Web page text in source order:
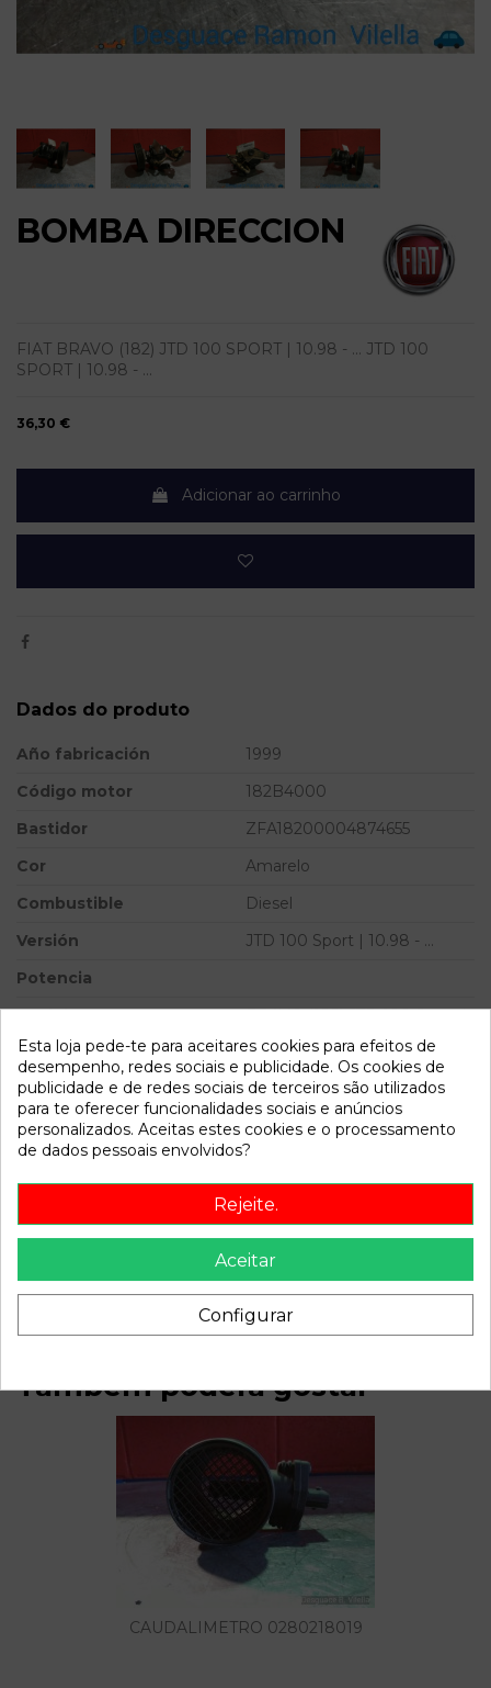
BOMBA DIRECCION
FIAT BRAVO (182) JTD 100 SPORT | 10.98 - ... JTD 100
SPORT | 10.98 - ...
36,30 €
Adicionar ao carrinho
Dados do produto
Año fabricación
1999
Código motor
182B4000
Bastidor
ZFA18200004874655
Cor
Amarelo
Combustible
Diesel
Versión
JTD 100 Sport | 10.98 - ...
Potencia
Modelo
BRAVO (182) JTD 100 Sport |
10.98 - ...
Referência 531742
Disponível a partir de: 2022-04-06
Descrição
Recambio de bomba direccion para fiat bravo (182) jtd 100
sport | 10.98 - ... jtd 100 sport | 10.98 - ... referencia OEM
Também poderá gostar
CAUDALIMETRO 0280218019
Esta loja pede-te para aceitares cookies para efeitos de
desempenho, redes sociais e publicidade. Os cookies de
publicidade e de redes sociais de terceiros são utilizados
para te oferecer funcionalidades sociais e anúncios
personalizados. Aceitas estes cookies e o processamento
de dados pessoais envolvidos?
Rejeite.
Aceitar
Configurar